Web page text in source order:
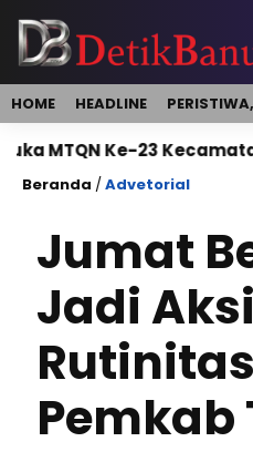
HOME HEADLINE
Ke-23 Kecamatan
Beranda /Advetorial
Jumat
Jadi Aksi
Rutinitas
Pemkab